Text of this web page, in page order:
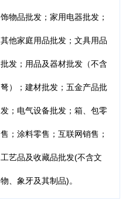
饰物品批发；家用电器批发；
其他家庭用品批发；文具用品
批发；用品及器材批发（不含
弩）；建材批发；五金产品批
发；电气设备批发；箱、包零
售；涂料零售；互联网销售；
工艺品及收藏品批发(不含文
物、象牙及其制品)。